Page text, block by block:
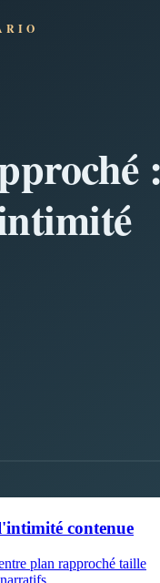
contenue
plan rapproché taille